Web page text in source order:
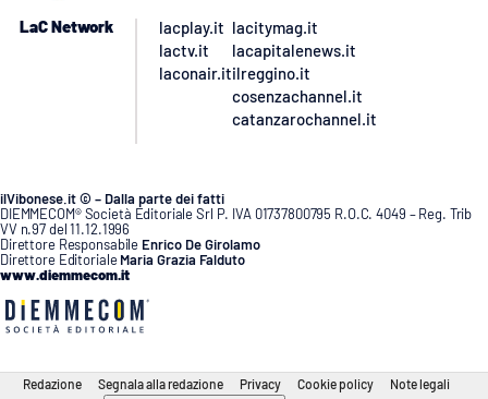
LaC Network
lacplay.it
lactv.it
laconair.it
lacitymag.it
lacapitalenews.it
ilreggino.it
cosenzachannel.it
catanzarochannel.it
ilVibonese.it © – Dalla parte dei fatti
DIEMMECOM® Società Editoriale Srl P. IVA 01737800795 R.O.C. 4049 – Reg. Trib
VV n.97 del 11.12.1996
Direttore Responsabile Enrico De Girolamo
Direttore Editoriale Maria Grazia Falduto
www.diemmecom.it
Redazione Segnala alla redazione Privacy Cookie policy Note legali